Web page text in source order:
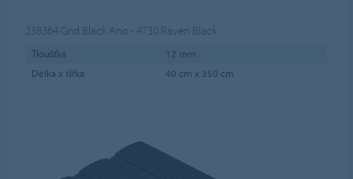
238364 Grid Black Ano - 4730 Raven Black
Tloušťka
12 mm
Délka x šířka
40 cm x 350 cm